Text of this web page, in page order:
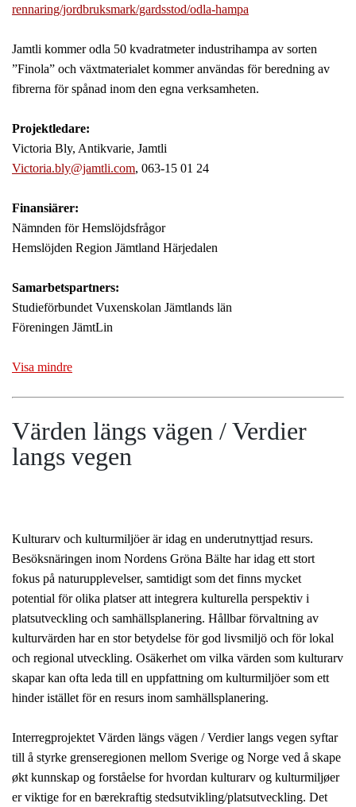
rennaring/jordbruksmark/gardsstod/odla-hampa
Jamtli kommer odla 50 kvadratmeter industrihampa av sorten
”Finola” och växtmaterialet kommer användas för beredning av
fibrerna för spånad inom den egna verksamheten.
Projektledare:
Victoria Bly, Antikvarie, Jamtli
Victoria.bly@jamtli.com, 063-15 01 24
Finansiärer:
Nämnden för Hemslöjdsfrågor
Hemslöjden Region Jämtland Härjedalen
Samarbetspartners:
Studieförbundet Vuxenskolan Jämtlands län
Föreningen JämtLin
Visa mindre
Värden längs vägen / Verdier
langs vegen
Kulturarv och kulturmiljöer är idag en underutnyttjad resurs.
Besöksnäringen inom Nordens Gröna Bälte har idag ett stort
fokus på naturupplevelser, samtidigt som det finns mycket
potential för olika platser att integrera kulturella perspektiv i
platsutveckling och samhällsplanering. Hållbar förvaltning av
kulturvärden har en stor betydelse för god livsmiljö och för lokal
och regional utveckling. Osäkerhet om vilka värden som kulturarv
skapar kan ofta leda till en uppfattning om kulturmiljöer som ett
hinder istället för en resurs inom samhällsplanering.
Interregprojektet Värden längs vägen / Verdier langs vegen syftar
till å styrke grenseregionen mellom Sverige og Norge ved å skape
økt kunnskap og forståelse for hvordan kulturarv og kulturmiljøer
er viktige for en bærekraftig stedsutvikling/platsutveckling. Det